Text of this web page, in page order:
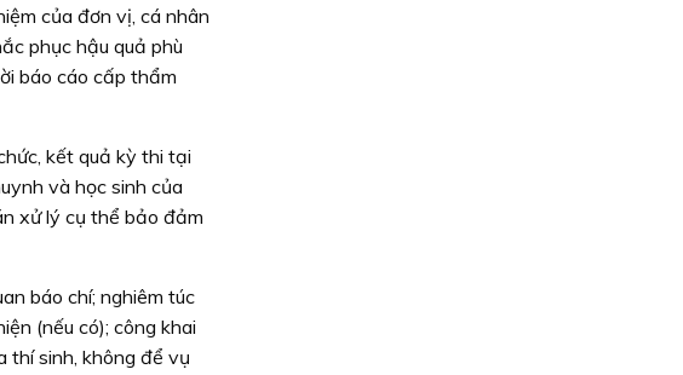
của đơn vị, cá nhân
phục hậu quả phù
báo cáo cấp thẩm
kết quả kỳ thi tại
và học sinh của
xử lý cụ thể bảo đảm
báo chí; nghiêm túc
(nếu có); công khai
thí sinh, không để vụ